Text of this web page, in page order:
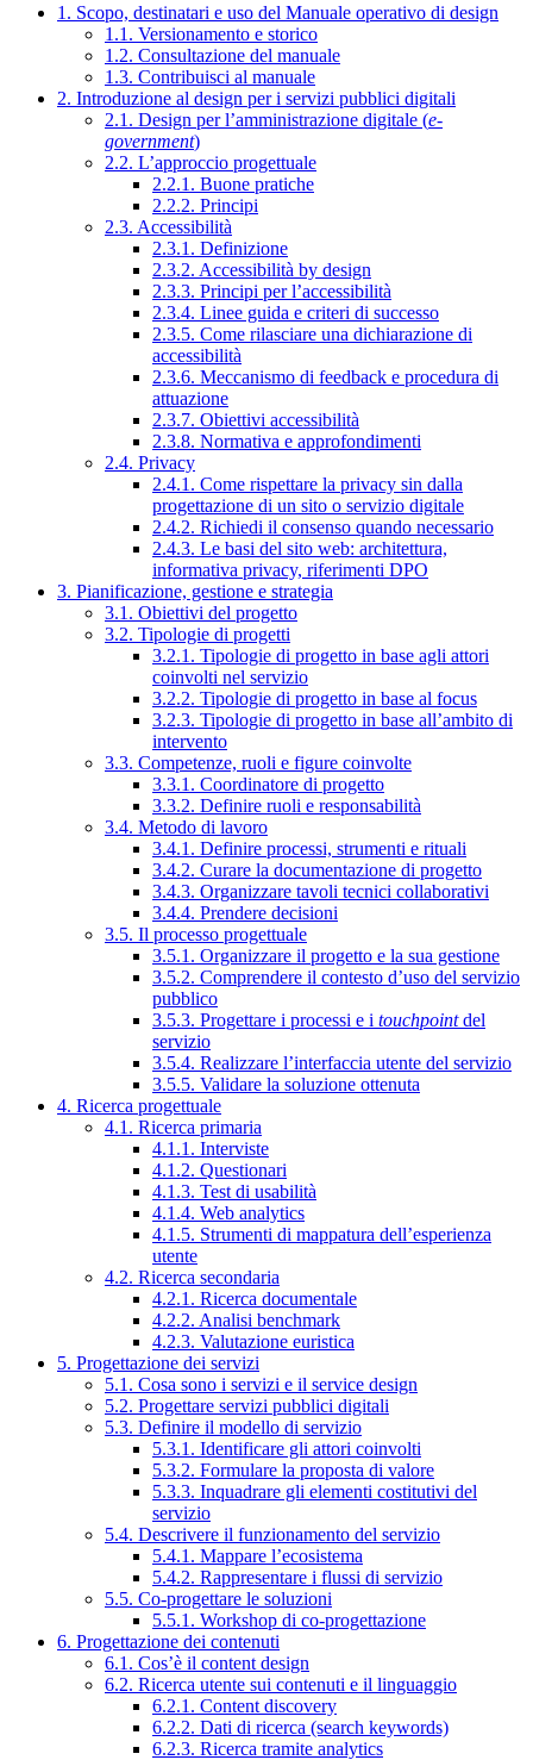
1. Scopo, destinatari e uso del Manuale operativo di design
1.1. Versionamento e storico
1.2. Consultazione del manuale
1.3. Contribuisci al manuale
2. Introduzione al design per i servizi pubblici digitali
2.1. Design per l’amministrazione digitale (e-
government)
2.2. L’approccio progettuale
2.2.1. Buone pratiche
2.2.2. Principi
2.3. Accessibilità
2.3.1. Definizione
2.3.2. Accessibilità by design
2.3.3. Principi per l’accessibilità
2.3.4. Linee guida e criteri di successo
2.3.5. Come rilasciare una dichiarazione di
accessibilità
2.3.6. Meccanismo di feedback e procedura di
attuazione
2.3.7. Obiettivi accessibilità
2.3.8. Normativa e approfondimenti
2.4. Privacy
2.4.1. Come rispettare la privacy sin dalla
progettazione di un sito o servizio digitale
2.4.2. Richiedi il consenso quando necessario
2.4.3. Le basi del sito web: architettura,
informativa privacy, riferimenti DPO
3. Pianificazione, gestione e strategia
3.1. Obiettivi del progetto
3.2. Tipologie di progetti
3.2.1. Tipologie di progetto in base agli attori
coinvolti nel servizio
3.2.2. Tipologie di progetto in base al focus
3.2.3. Tipologie di progetto in base all’ambito di
intervento
3.3. Competenze, ruoli e figure coinvolte
3.3.1. Coordinatore di progetto
3.3.2. Definire ruoli e responsabilità
3.4. Metodo di lavoro
3.4.1. Definire processi, strumenti e rituali
3.4.2. Curare la documentazione di progetto
3.4.3. Organizzare tavoli tecnici collaborativi
3.4.4. Prendere decisioni
3.5. Il processo progettuale
3.5.1. Organizzare il progetto e la sua gestione
3.5.2. Comprendere il contesto d’uso del servizio
pubblico
3.5.3. Progettare i processi e i touchpointdel
servizio
3.5.4. Realizzare l’interfaccia utente del servizio
3.5.5. Validare la soluzione ottenuta
4. Ricerca progettuale
4.1. Ricerca primaria
4.1.1. Interviste
4.1.2. Questionari
4.1.3. Test di usabilità
4.1.4. Web analytics
4.1.5. Strumenti di mappatura dell’esperienza
utente
4.2. Ricerca secondaria
4.2.1. Ricerca documentale
4.2.2. Analisi benchmark
4.2.3. Valutazione euristica
5. Progettazione dei servizi
5.1. Cosa sono i servizi e il service design
5.2. Progettare servizi pubblici digitali
5.3. Definire il modello di servizio
5.3.1. Identificare gli attori coinvolti
5.3.2. Formulare la proposta di valore
5.3.3. Inquadrare gli elementi costitutivi del
servizio
5.4. Descrivere il funzionamento del servizio
5.4.1. Mappare l’ecosistema
5.4.2. Rappresentare i flussi di servizio
5.5. Co-progettare le soluzioni
5.5.1. Workshop di co-progettazione
6. Progettazione dei contenuti
6.1. Cos’è il content design
6.2. Ricerca utente sui contenuti e il linguaggio
6.2.1. Content discovery
6.2.2. Dati di ricerca (search keywords)
6.2.3. Ricerca tramite analytics